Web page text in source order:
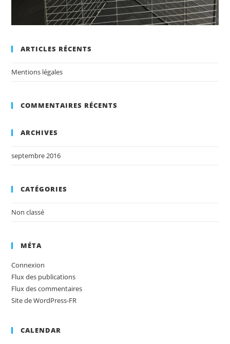
ARTICLES RÉCENTS
Mentions légales
COMMENTAIRES RÉCENTS
ARCHIVES
septembre 2016
CATÉGORIES
Non classé
MÉTA
Connexion
Flux des publications
Flux des commentaires
Site de WordPress-FR
CALENDAR